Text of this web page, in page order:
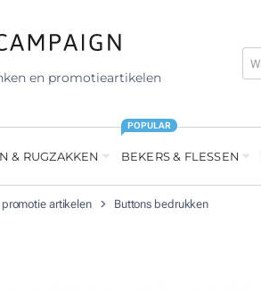
en promotieartikelen
& RUGZAKKEN BEKERS & FLESSEN
POPULAR
promotie artikelen Buttons bedrukken